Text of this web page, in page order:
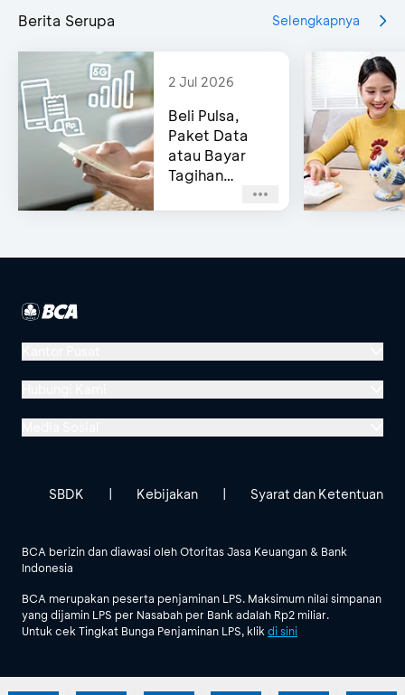
Berita Serupa Selengkapnya
2 Jul 2026
Beli Pulsa,
Paket Data
atau Bayar
Tagihan
Pascabayar?
Bisa di e-
Menara BCA, Grand Indonesia
Jl. MH Thamrin No. 1
Lihat Semua Media Sosial
BCA berizin dan diawasi oleh Otoritas Jasa Keuangan & Bank
Indonesia
BCA merupakan peserta penjaminan LPS. Maksimum nilai simpanan
yang dijamin LPS per Nasabah per Bank adalah Rp2 miliar.
Untuk cek Tingkat Bunga Penjaminan LPS, klik di sini
SBDK | Kebijakan | Syarat dan Ketentuan